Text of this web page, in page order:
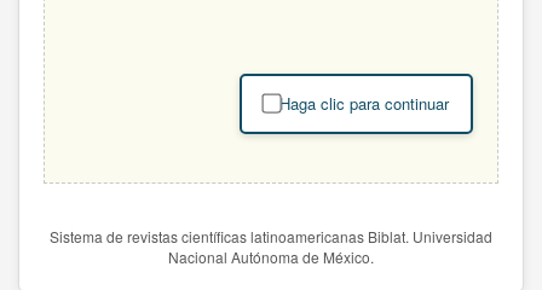
Haga clic para continuar
Sistema de revistas científicas latinoamericanas Biblat. Universidad
Nacional Autónoma de México.